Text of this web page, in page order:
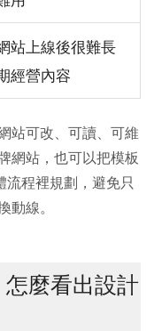
站上線後很難長
經營內容
站可改、可讀、可維
網站，也可以把模板
流程裡規劃，避免只
線。
麼看出設計